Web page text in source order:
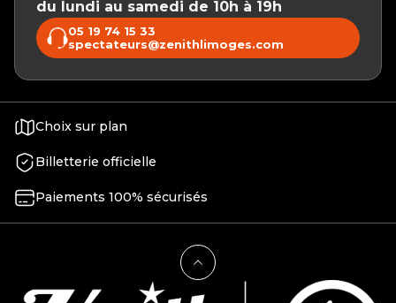
du lundi au samedi de 10h à 19h
05 19 74 15 33
spectateurs@zenithlimoges.com
Choix sur plan
Billetterie officielle
Paiements 100% sécurisés